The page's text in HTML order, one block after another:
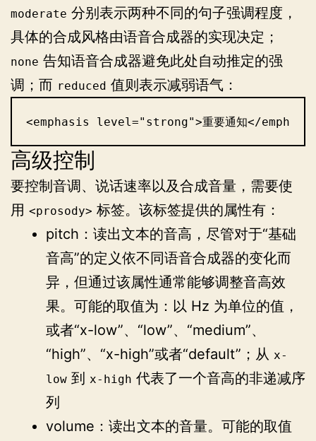
moderate 分别表示两种不同的句子强调程度，
具体的合成风格由语音合成器的实现决定；
none 告知语音合成器避免此处自动推定的强
调；而 reduced 值则表示减弱语气：
<emphasis level="strong">重要通知</
高级控制
要控制音调、说话速率以及合成音量，需要使
用 <prosody> 标签。该标签提供的属性有：
pitch：读出文本的音高，尽管对于“基础
音高”的定义依不同语音合成器的变化而
异，但通过该属性通常能够调整音高效
果。可能的取值为：以 Hz 为单位的值，
或者“x-low”、“low”、“medium”、
“high”、“x-high”或者“default”；从 x-
low 到 x-high 代表了一个音高的非递减序
列
volume：读出文本的音量。可能的取值